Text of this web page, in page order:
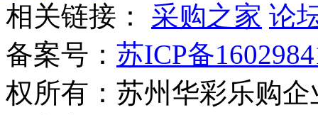
相关链接： 采购之家 论
备案号： 苏ICP备
权所有：苏州华彩乐购